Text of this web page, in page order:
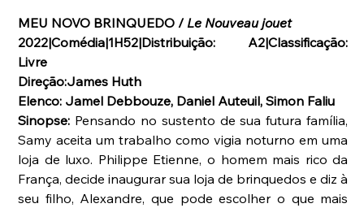
MEU NOVO BRINQUEDO / Le Nouveau jouet
2022|Comédia|1H52|Distribuição: A2|Classificação:
Livre
Direção:James Huth
Elenco: Jamel Debbouze, Daniel Auteuil, Simon Faliu
Sinopse: Pensando no sustento de sua futura família,
Samy aceita um trabalho como vigia noturno em uma
loja de luxo. Philippe Etienne, o homem mais rico da
França, decide inaugurar sua loja de brinquedos e diz à
seu filho, Alexandre, que pode escolher o que mais